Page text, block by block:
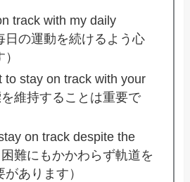
track with my daily
日の運動を続けるよう心
to stay on track with your
維持することは重要で
on track despite the
難にもかかわらず軌道を
あります）